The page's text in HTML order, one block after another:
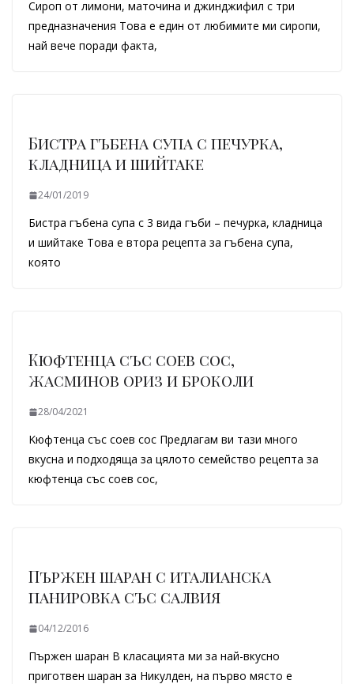
Сироп от лимони, маточина и джинджифил с три
предназначения Това е един от любимите ми сиропи,
най вече поради факта,
Бистра гъбена супа с печурка,
кладница и шийтаке
24/01/2019
Бистра гъбена супа с 3 вида гъби – печурка, кладница
и шийтаке Това е втора рецепта за гъбена супа,
която
Кюфтенца със соев сос,
жасминов ориз и броколи
28/04/2021
Kюфтенца със соев сос Предлагам ви тази много
вкусна и подходяща за цялото семейство рецепта за
кюфтенца със соев сос,
Пържен шаран с италианска
панировка със салвия
04/12/2016
Пържен шаран В класацията ми за най-вкусно
приготвен шаран за Никулден, на първо място е